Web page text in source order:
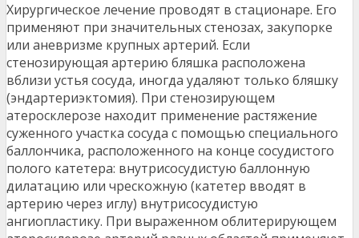
Хирургическое лечение проводят в стационаре. Его
применяют при значительных стенозах, закупорке
или аневризме крупных артерий. Если
стенозирующая артерию бляшка расположена
вблизи устья сосуда, иногда удаляют только бляшку
(эндартериэктомия). При стенозирующем
атеросклерозе находит применение растяжение
суженного участка сосуда с помощью специального
баллончика, расположенного на конце сосудистого
полого катетера: внутрисосудистую баллонную
дилатацию или чрескожную (катетер вводят в
артерию через иглу) внутрисосудистую
ангиопластику. При выраженном облитерирующем